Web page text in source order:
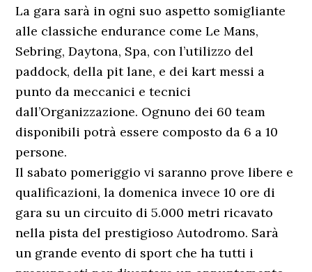
La gara sarà in ogni suo aspetto somigliante
alle classiche endurance come Le Mans,
Sebring, Daytona, Spa, con l’utilizzo del
paddock, della pit lane, e dei kart messi a
punto da meccanici e tecnici
dall’Organizzazione. Ognuno dei 60 team
disponibili potrà essere composto da 6 a 10
persone.
Il sabato pomeriggio vi saranno prove libere e
qualificazioni, la domenica invece 10 ore di
gara su un circuito di 5.000 metri ricavato
nella pista del prestigioso Autodromo. Sarà
un grande evento di sport che ha tutti i